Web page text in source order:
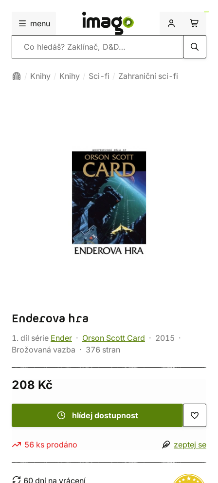
menu
Vyhledávání
Knihy Knihy Sci-fi Zahraniční sci-fi
Enderova hra
1. díl série Ender Orson Scott Card
2015
Brožovaná vazba
376 stran
208 Kč
hlídej dostupnost
56 ks prodáno zeptej se
60 dní na vrácení